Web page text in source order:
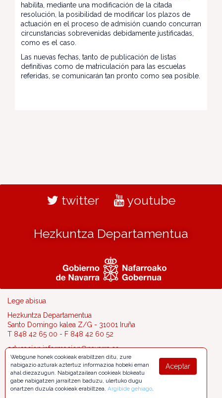
habilita, mediante una modificación de la citada
resolución, la posibilidad de modificar los plazos de
actuación en el proceso de admisión cuando concurran
circunstancias sobrevenidas debidamente justificadas,
como es el caso.
Las nuevas fechas, tanto de publicación de listas
definitivas como de matriculación para las escuelas
referidas, se comunicarán tan pronto como sea posible.
twitter youtube
Hezkuntza Departamentua
Lege abisua
Hezkuntza Departamentua
Santo Domingo kalea Z/G - 31001 Iruña
T 848 42 65 00 - F 848 42 60 52
educacion.informacion@navarra.es
Aceptar
Webgune honek cookieak erabiltzen ditu, zure
nabigazio azturak aztertuz informazioa hobeki eman
ahal diezazugun. Nabigatzailean cookieak blokeatu
gabe nabigatzen jarraitzen baduzu, ulertuko dugu
onartzen duzula cookieak erabiltzea. Argibide gehiago.